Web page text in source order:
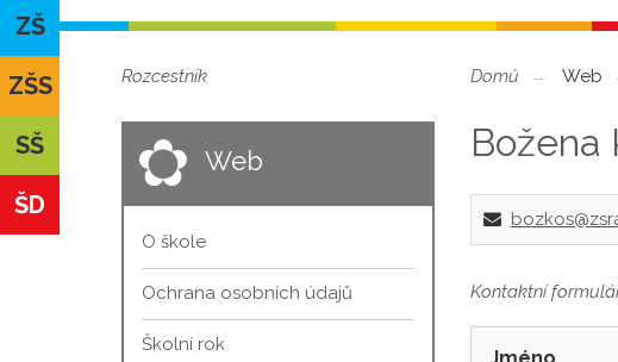
ZŠ
ZŠS
SŠ
ŠD
Rozcestník
Web
O škole
Ochrana osobních údajů
Školní rok
Domů Web
Božena
Kontaktní